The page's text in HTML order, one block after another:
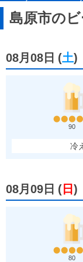
島原市の
08月08日 (土)
90
冷
08月09日 ( 日 )
80